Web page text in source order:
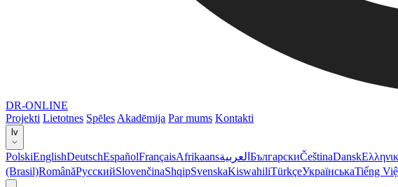
DR-ONLINE
Projekti Lietotnes Spēles Akadēmija Par mums Kontakti
lv
PolskiEnglishDeutschEspañolFrançaisAfrikaansالعربية БългарскиČeštinaDansk
(Brasil)RomânăРусскийSlovenčinaShqipSvenskaKiswahiliTürkçeУкраїнськаTiếng